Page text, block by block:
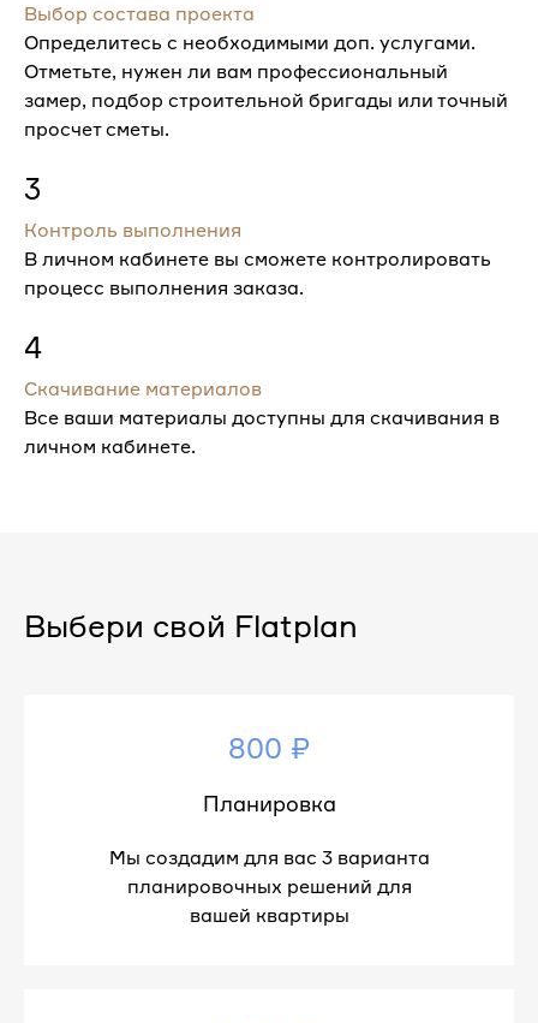
Выбор состава проекта
Определитесь с необходимыми доп. услугами.
Отметьте, нужен ли вам профессиональный
замер, подбор строительной бригады или точный
просчет сметы.
3
Контроль выполнения
В личном кабинете вы сможете контролировать
процесс выполнения заказа.
4
Скачивание материалов
Все ваши материалы доступны для скачивания в
личном кабинете.
Выбери свой Flatplan
800 ₽
Планировка
Мы создадим для вас 3 варианта
планировочных решений для
вашей квартиры